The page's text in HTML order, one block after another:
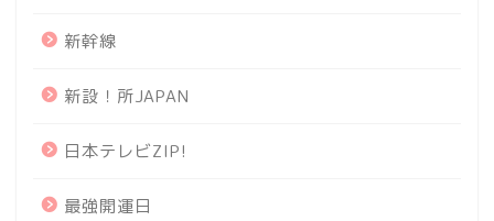
新幹線
新設！所JAPAN
日本テレビZIP!
最強開運日